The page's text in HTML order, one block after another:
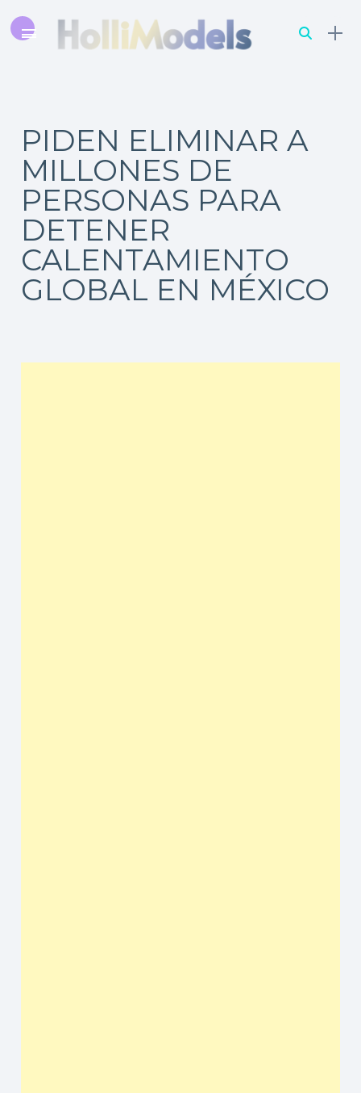
PIDEN ELIMINAR A
MILLONES DE
PERSONAS PARA
DETENER
CALENTAMIENTO
GLOBAL EN MÉXICO